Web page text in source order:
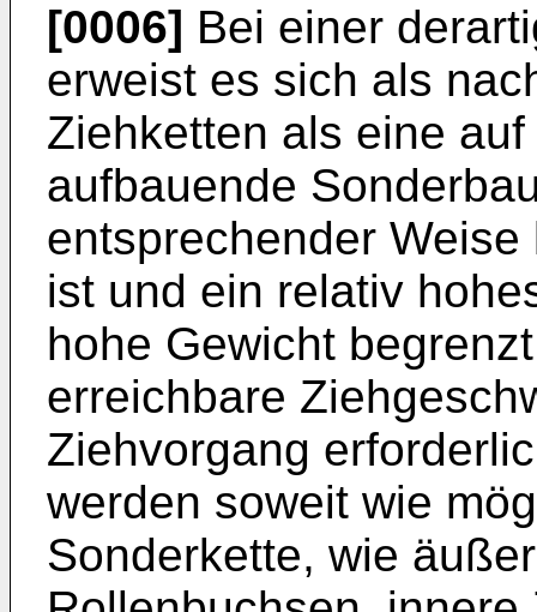
[0006] Bei einer
erweist es sich als
Ziehketten als eine
aufbauende
entsprechender
ist und ein relativ
hohe Gewicht
erreichbare
Ziehvorgang
werden soweit wie
Sonderkette, wie